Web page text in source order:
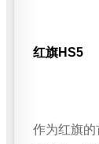
红旗HS5
作为红旗的